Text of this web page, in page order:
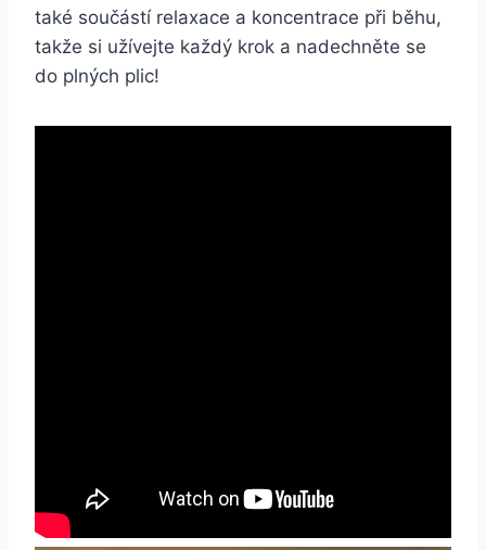
také součástí relaxace a koncentrace při běhu,
takže si užívejte každý krok a nadechněte se
do plných plic!